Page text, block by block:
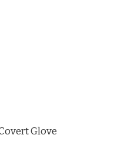
Glove